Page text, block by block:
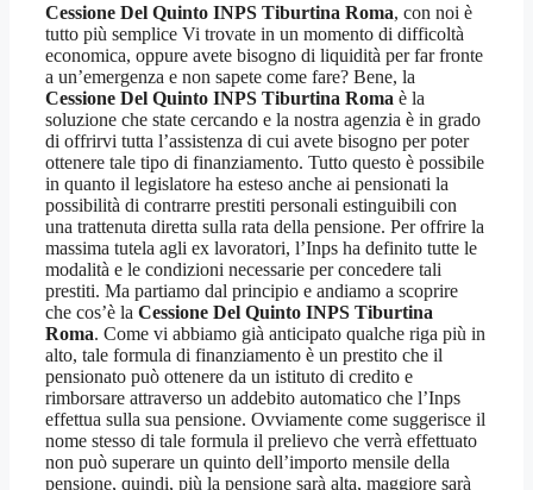
Cessione Del Quinto INPS Tiburtina Roma, con noi è
tutto più semplice Vi trovate in un momento di difficoltà
economica, oppure avete bisogno di liquidità per far fronte
a un’emergenza e non sapete come fare? Bene, la
Cessione Del Quinto INPS Tiburtina Roma è la
soluzione che state cercando e la nostra agenzia è in grado
di offrirvi tutta l’assistenza di cui avete bisogno per poter
ottenere tale tipo di finanziamento. Tutto questo è possibile
in quanto il legislatore ha esteso anche ai pensionati la
possibilità di contrarre prestiti personali estinguibili con
una trattenuta diretta sulla rata della pensione. Per offrire la
massima tutela agli ex lavoratori, l’Inps ha definito tutte le
modalità e le condizioni necessarie per concedere tali
prestiti. Ma partiamo dal principio e andiamo a scoprire
che cos’è la Cessione Del Quinto INPS Tiburtina
Roma. Come vi abbiamo già anticipato qualche riga più in
alto, tale formula di finanziamento è un prestito che il
pensionato può ottenere da un istituto di credito e
rimborsare attraverso un addebito automatico che l’Inps
effettua sulla sua pensione. Ovviamente come suggerisce il
nome stesso di tale formula il prelievo che verrà effettuato
non può superare un quinto dell’importo mensile della
pensione, quindi, più la pensione sarà alta, maggiore sarà